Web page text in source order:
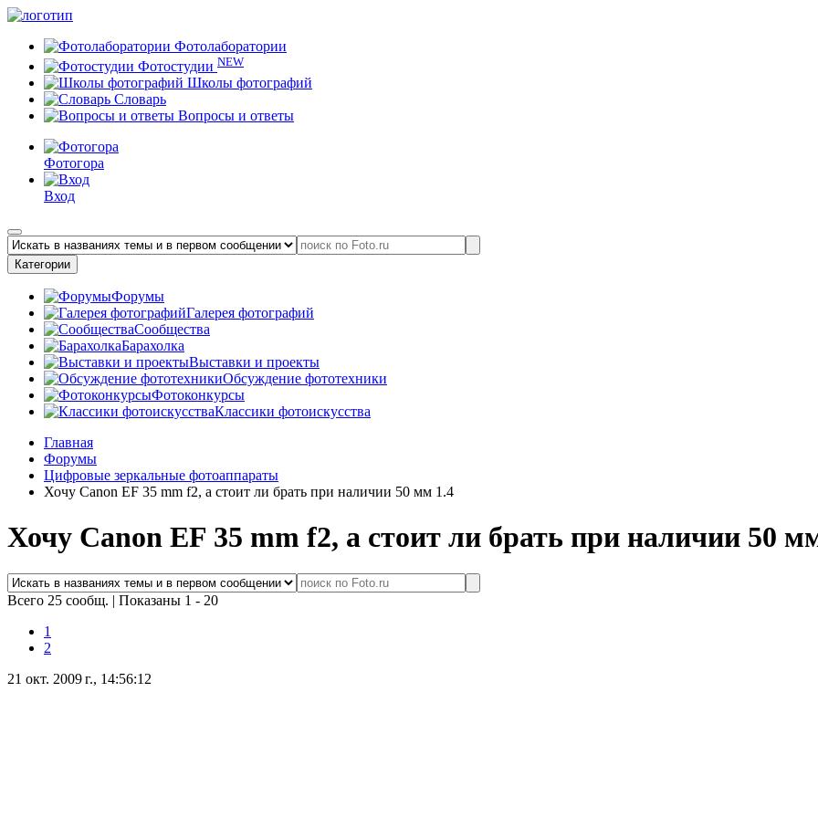
Фотолаборатории
Фотостудии NEW
Школы фотографий
Словарь
Вопросы и ответы
Фотогора
Вход
Категории
Форумы
Галерея фотографий
Сообщества
Барахолка
Выставки и проекты
Обсуждение фототехники
Фотоконкурсы
Классики фотоискусства
Главная
Форумы
Цифровые зеркальные фотоаппараты
Хочу Canon EF 35 mm f2, а стоит ли брать при наличии 50 мм 1.4
Хочу Canon EF 35 mm f2, а стоит ли брать при наличии 50
Всего 25 сообщ. | Показаны 1 - 20
1
2
21 окт. 2009 г., 14:56:12